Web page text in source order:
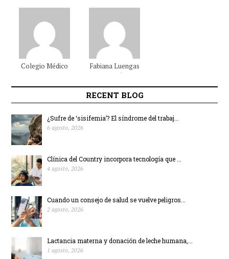
Colegio Médico
FabianaLuengas
Beltrán
RECENT BLOG
¿Sufre de ‘sisifemia’? El síndrome del trabaj...
6 agosto, 2026
Clínica del Country incorpora tecnología que ...
4 agosto, 2026
Cuando un consejo de salud se vuelve peligros...
2 agosto, 2026
Lactancia materna y donación de leche humana,...
1 agosto, 2026